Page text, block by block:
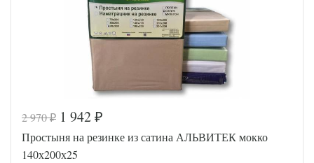
Код товара
576-623
Артикул
AL200092
2 970₽ 1 942 ₽
Простыня на резинке из сатина АЛЬВИТЕК мокко
140х200х25